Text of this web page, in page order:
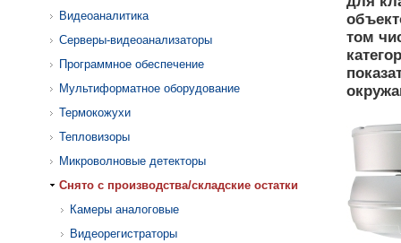
Видеоаналитика
Серверы-видеоанализаторы
Программное обеспечение
Мультиформатное оборудование
Термокожухи
Тепловизоры
Микроволновые детекторы
Cнято с производства/складские остатки
Камеры аналоговые
Видеорегистраторы
том